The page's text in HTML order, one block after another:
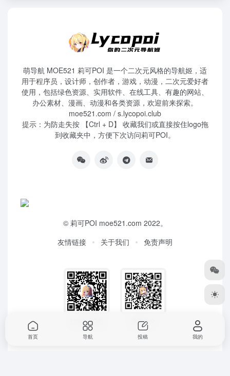
萌导航 MOE521 莉可POI 是一个二次元风格的导航姬，适
用于程序员，设计师，创作者，游戏，动漫，二次元爱好者
使用，包括绿色资源、实用软件、在线工具、有趣的网站、
办公素材、漫画、动漫和各类资源，欢迎前来探索。
moe521.com / s.lycopoi.club
提示：为防走失按 【Ctrl + D】 收藏我们或直接按住logo拖
到收藏夹中，方便下次访问莉可POI。
© 莉可POI moe521.com 2022。
友情链接
关于我们 免责声明
扫码加QQ群 微信公众
首页 导航 投稿 我的